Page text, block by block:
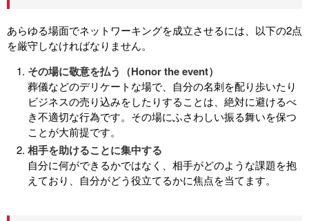
あらゆる場面でネットワーキングを成立させるには、以下の2点
を厳守しなければなりません。
その場に敬意を払う（Honor the event）
葬儀などのデリケートな場で、自分の名刺を配り歩いたり
ビジネスの売り込みをしたりすることは、絶対に避けるべ
き不適切な行為です。その場にふさわしい振る舞いを保つ
ことが大前提です。
相手を助けることに集中する
自分に何ができるかではなく、相手がどのような課題を抱
えており、自分がどう役立てるかに焦点を当てます。